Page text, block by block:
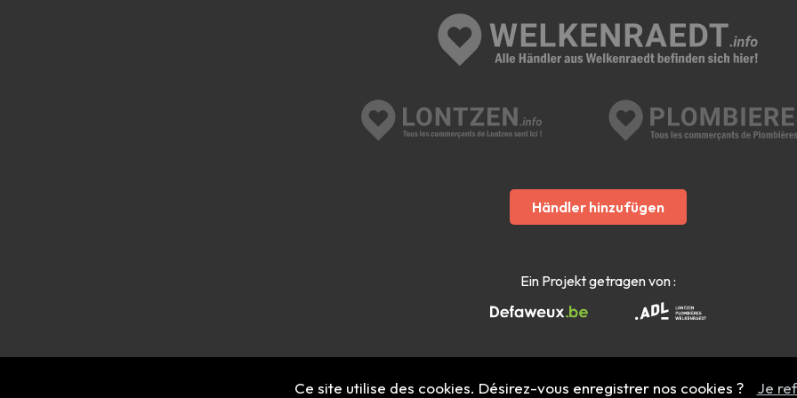
Händler hinzufügen
Ein Projekt getragen von :
Mentions légales- Copyright 2022 - 2026 welkenraedt.info
Ce site utilise des cookies. Désirez-vous enregistrer nos cookies ? Je